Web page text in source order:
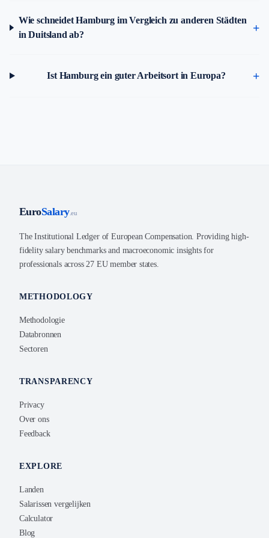
Wie schneidet Hamburg im Vergleich zu anderen Städten
in Duitsland ab?
Ist Hamburg ein guter Arbeitsort in Europa?
EuroSalary.eu
The Institutional Ledger of European Compensation. Providing high-
fidelity salary benchmarks and macroeconomic insights for
professionals across 27 EU member states.
METHODOLOGY
Methodologie
Databronnen
Sectoren
TRANSPARENCY
Privacy
Over ons
Feedback
EXPLORE
Landen
Salarissen vergelijken
Calculator
Blog